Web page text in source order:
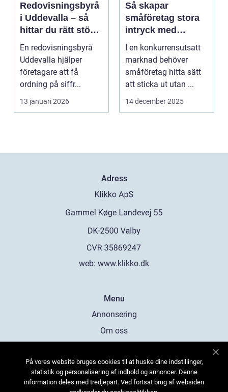
Redovisningsbyrå
i Uddevalla – så
hittar du rätt stöd
för företagets
ekonomi
En redovisningsbyrå
Uddevalla hjälper
företagare att få
ordning på siffr...
13 januari 2026
Så skapar
småföretag stora
intryck med
kreativ
marknadsföring
I en konkurrensutsatt
marknad behöver
småföretag hitta sätt
att sticka ut utan ...
14 december 2025
Adress
web: www.klikko.dk
Menu
Annonsering
Om oss
Kontakta oss
Sitemap
På vores website bruges cookies til at huske dine indstillinger,
statistik og personalisering af indhold og annoncer. Denne
information deles med tredjepart. Ved fortsat brug af websiden